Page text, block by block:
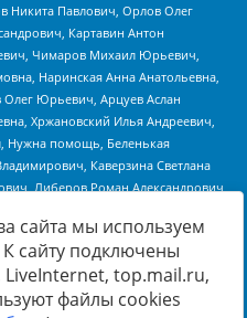
uploaded/files/reestr-
данные на22.03.2024
сайта мы используем
К сайту подключены
LiveInternet, top.mail.ru,
файлы cookies